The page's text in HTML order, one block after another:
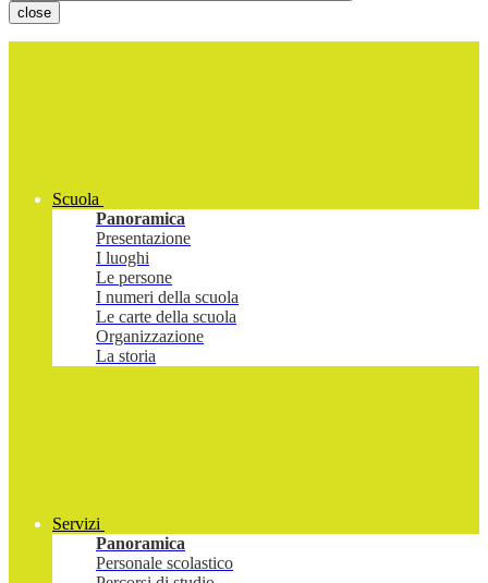
close
Scuola
Panoramica
Presentazione
I luoghi
Le persone
I numeri della scuola
Le carte della scuola
Organizzazione
La storia
Servizi
Panoramica
Personale scolastico